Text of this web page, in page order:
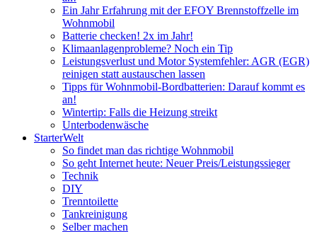
Ein Jahr Erfahrung mit der EFOY Brennstoffzelle im
Wohnmobil
Batterie checken! 2x im Jahr!
Klimaanlagenprobleme? Noch ein Tip
Leistungsverlust und Motor Systemfehler: AGR (EGR)
reinigen statt austauschen lassen
Tipps für Wohnmobil-Bordbatterien: Darauf kommt es
an!
Wintertip: Falls die Heizung streikt
Unterbodenwäsche
StarterWelt
So findet man das richtige Wohnmobil
So geht Internet heute: Neuer Preis/Leistungssieger
Technik
DIY
Trenntoilette
Tankreinigung
Selber machen